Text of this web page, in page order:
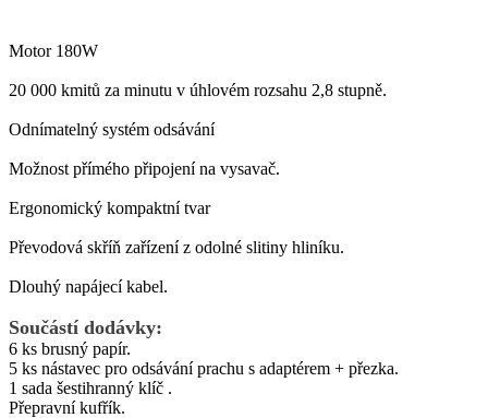
Motor 180W
20 000 kmitů za minutu v úhlovém rozsahu 2,8 stupně.
Odnímatelný systém odsávání
Možnost přímého připojení na vysavač.
Ergonomický kompaktní tvar
Převodová skříň zařízení z odolné slitiny hliníku.
Dlouhý napájecí kabel.
Součástí dodávky:
6 ks brusný papír.
5 ks nástavec pro odsávání prachu s adaptérem + přezka.
1 sada šestihranný klíč .
Přepravní kufřík.